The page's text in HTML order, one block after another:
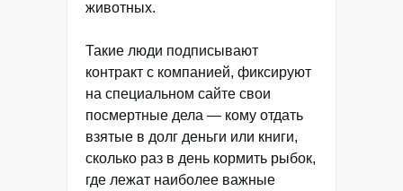
животных.
Такие люди подписывают
контракт с компанией, фиксируют
на специальном сайте свои
посмертные дела — кому отдать
взятые в долг деньги или книги,
сколько раз в день кормить рыбок,
где лежат наиболее важные